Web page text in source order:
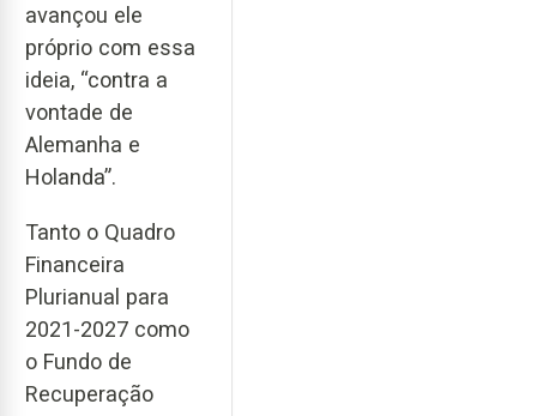
avançou ele
próprio com essa
ideia, “contra a
vontade de
Alemanha e
Holanda”.
Tanto o Quadro
Financeira
Plurianual para
2021-2027 como
o Fundo de
Recuperação